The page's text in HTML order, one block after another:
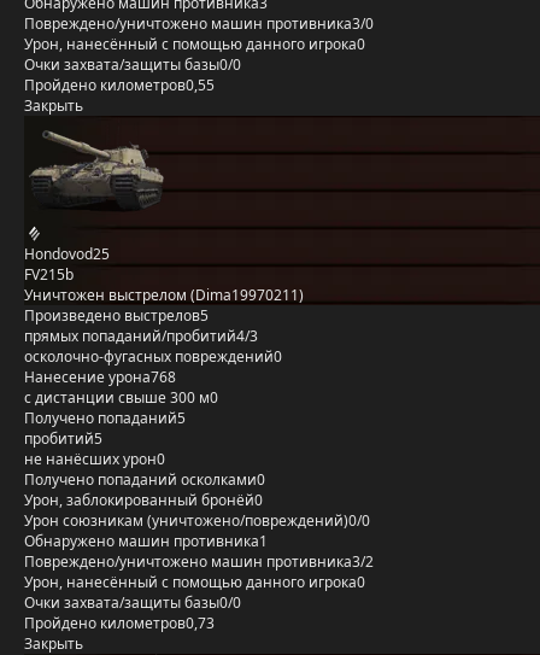
Повреждено/уничтожено машин противника3/0
Урон, нанесённый с помощью данного игрока0
Очки захвата/защиты базы0/0
Пройдено километров0,55
Закрыть
Hondovod25
FV215b
Уничтожен выстрелом (Dima19970211)
Произведено выстрелов5
прямых попаданий/пробитий4/3
осколочно-фугасных повреждений0
Нанесение урона768
с дистанции свыше 300 м0
Получено попаданий5
пробитий5
не нанёсших урон0
Получено попаданий осколками0
Урон, заблокированный бронёй0
Урон союзникам (уничтожено/повреждений)0/0
Обнаружено машин противника1
Повреждено/уничтожено машин противника3/2
Урон, нанесённый с помощью данного игрока0
Очки захвата/защиты базы0/0
Пройдено километров0,73
Закрыть